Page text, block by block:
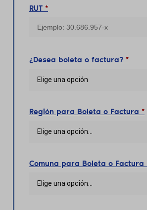
RUT *
¿Desea boleta o factura? *
Elige una opción
Región para Boleta o Factura *
Elige una opción…
Comuna para Boleta o Factura
Elige una opción…